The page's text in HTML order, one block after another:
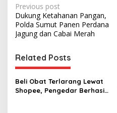
P
o
s
t
n
a
v
Previous post
Dukung Ketahanan Pangan,
Polda Sumut Panen Perdana
Jagung dan Cabai Merah
Related Posts
Beli Obat Terlarang Lewat
Shopee, Pengedar Berhasil